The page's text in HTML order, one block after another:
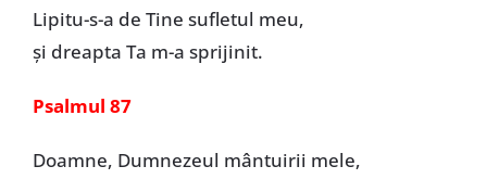
Lipitu-s-a de Tine sufletul meu,
și dreapta Ta m-a sprijinit.
Psalmul 87
Doamne, Dumnezeul mântuirii mele,